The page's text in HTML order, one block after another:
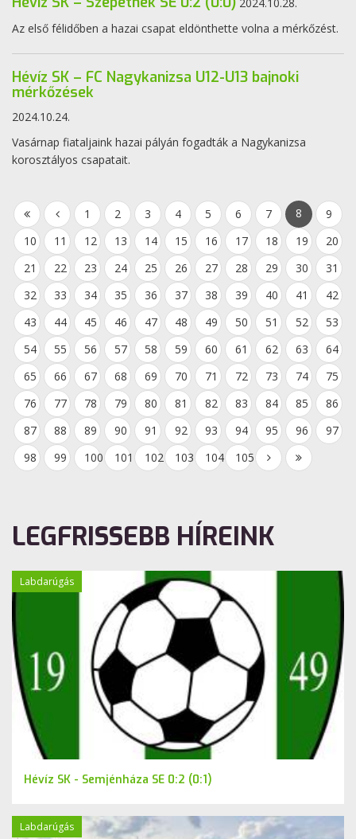
Az első félidőben a hazai csapat eldönthette volna a mérkőzést.
Hévíz SK – FC Nagykanizsa U12-U13 bajnoki
mérkőzések
2024.10.24.
Vasárnap fiataljaink hazai pályán fogadták a Nagykanizsa
korosztályos csapatait.
1 2 3 4 5 6 7 8
9
10
11 12 13 14 15 16 17 18 19
20
21
22 23 24 25 26 27 28 29 30
31
32
33 34 35 36 37 38 39 40 41
42
43
44 45 46 47 48 49 50 51 52
53
54
55 56 57 58 59 60 61 62 63
64
65
66 67 68 69 70 71 72 73 74
75
76
77 78 79 80 81 82 83 84 85
86
87
88 89 90 91 92 93 94 95 96
97
98
99 100 101 102 103 104 105
LEGFRISSEBB HÍREINK
Labdarúgás
Hévíz SK - Semjénháza SE 0:2 (0:1)
Labdarúgás